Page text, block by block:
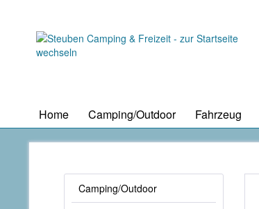
Home Camping/Outdoor Fahrzeug
Camping/Outdoor